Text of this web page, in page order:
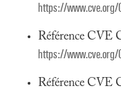
https://www.cve.org/
Référence CVE
https://www.cve.org/
Référence CVE